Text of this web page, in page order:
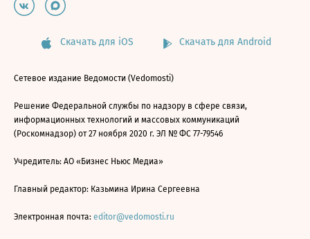
Скачать для iOS Скачать для Android
Сетевое издание Ведомости (Vedomosti)
Решение Федеральной службы по надзору в сфере связи,
информационных технологий и массовых коммуникаций
(Роскомнадзор) от 27 ноября 2020 г. ЭЛ № ФС 77-79546
Учредитель: АО «Бизнес Ньюс Медиа»
Главный редактор: Казьмина Ирина Сергеевна
Электронная почта: editor@vedomosti.ru